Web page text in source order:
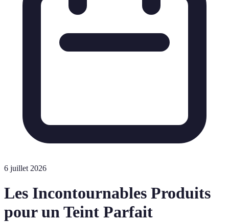
6 juillet 2026
Les Incontournables Produits
pour un Teint Parfait